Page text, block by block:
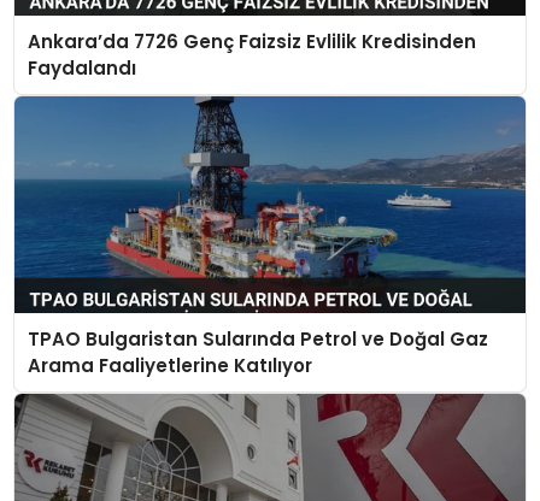
Ankara’da 7726 Genç Faizsiz Evlilik Kredisinden
Faydalandı
TPAO Bulgaristan Sularında Petrol ve Doğal Gaz
Arama Faaliyetlerine Katılıyor